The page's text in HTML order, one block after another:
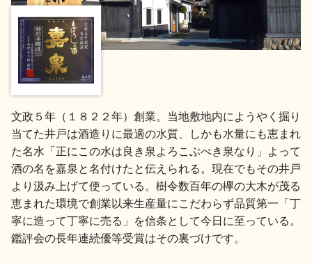
地酒用語集 地酒解体新書
お楽しみコンテンツ
歳時記 地酒蔵元会検定
文政５年（１８２２年）創業。当地敷地内にようやく掘り
当てた井戸は酒造りに最適の水質、しかも水量にも恵まれ
た名水「正にこの水は良き泉よろこぶべき泉なり」よって
酒の名を嘉泉と名付けたと伝えられる。現在でもその井戸
より汲み上げて使っている。樹令数百年の欅の大木が茂る
恵まれた環境で創業以来生産量にこだわらず品質第一「丁
寧に造って丁寧に売る」を信条として今日に至っている。
鑑評会の長年連続優等受賞はその裏づけです。